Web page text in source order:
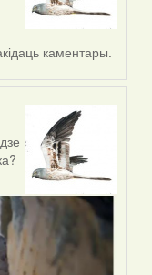
каментары.